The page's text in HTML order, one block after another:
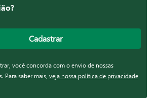
Cadastrar
você concorda com o envio de nossas
Para saber mais, veja nossa política de privacidade